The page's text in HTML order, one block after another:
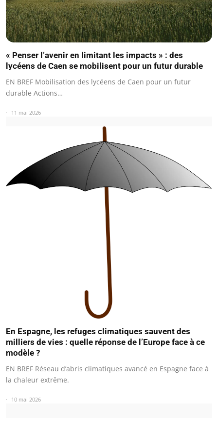
« Penser l’avenir en limitant les impacts » : des
lycéens de Caen se mobilisent pour un futur durable
EN BREF Mobilisation des lycéens de Caen pour un futur
durable Actions…
11 mai 2026
En Espagne, les refuges climatiques sauvent des
milliers de vies : quelle réponse de l’Europe face à ce
modèle ?
EN BREF Réseau d’abris climatiques avancé en Espagne face à
la chaleur extrême.
10 mai 2026